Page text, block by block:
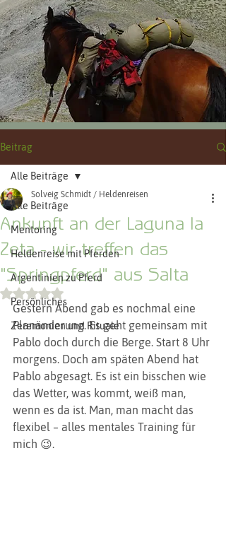
Beitrag
Alle Beiträge
Mentoring
Heldenreise mit Pferden
Argentinien zu Pferd
Persönliches
Zeremonien und Rituale
Alle Beiträge
Ankunft an der Laguna la
Zeta - wir treffen das
"Springpferd" aus Salta
Solveig Schmidt / Heldenreisen
Mit NaN von 5 Sternen bewertet.
Gestern Abend gab es nochmal eine
Planänderung. Es geht gemeinsam mit
Pablo doch durch die Berge. Start 8 Uhr
morgens. Doch am späten Abend hat
Pablo abgesagt. Es ist ein bisschen wie
das Wetter, was kommt, weiß man,
wenn es da ist. Man, man macht das
flexibel – alles mentales Training für
mich 😉.